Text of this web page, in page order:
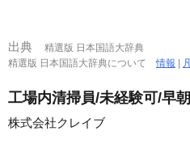
出典
精選版 日本国語大辞典
精選版 日本国語大辞典について情報
工場内清掃員/未経験可/早
株式会社クレイブ